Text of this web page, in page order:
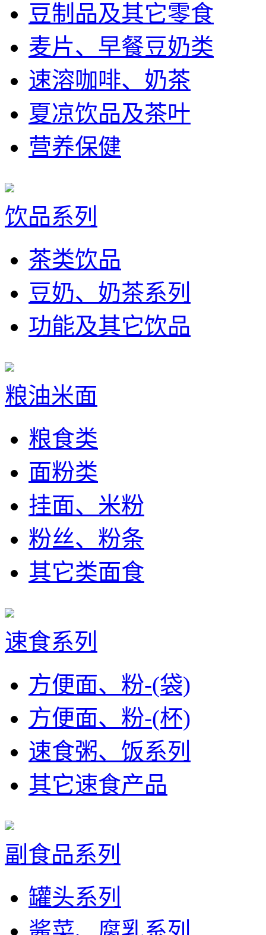
豆制品及其它零食
麦片、早餐豆奶类
速溶咖啡、奶茶
夏凉饮品及茶叶
营养保健
饮品系列
茶类饮品
豆奶、奶茶系列
功能及其它饮品
粮油米面
粮食类
面粉类
挂面、米粉
粉丝、粉条
其它类面食
速食系列
方便面、粉-(袋)
方便面、粉-(杯)
速食粥、饭系列
其它速食产品
副食品系列
罐头系列